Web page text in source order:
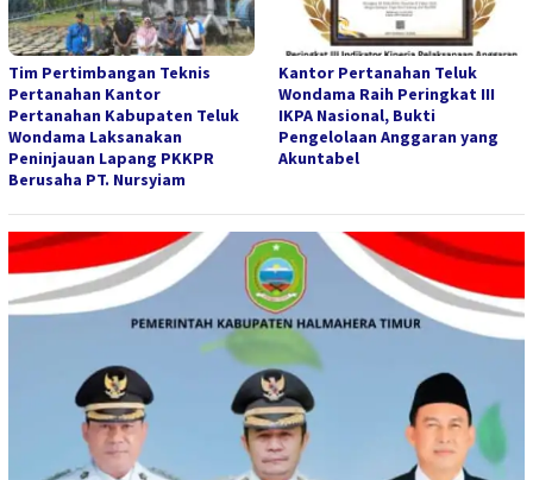
Tim Pertimbangan Teknis
Pertanahan Kantor
Pertanahan Kabupaten Teluk
Wondama Laksanakan
Peninjauan Lapang PKKPR
Berusaha PT. Nursyiam
Kantor Pertanahan Teluk
Wondama Raih Peringkat III
IKPA Nasional, Bukti
Pengelolaan Anggaran yang
Akuntabel